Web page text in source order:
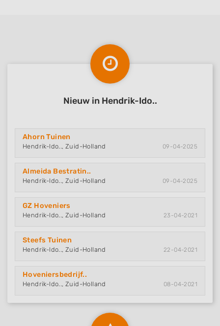
Nieuw in Hendrik-Ido..
Ahorn Tuinen
Hendrik-Ido.., Zuid-Holland 09-04-2025
Almeida Bestratin..
Hendrik-Ido.., Zuid-Holland 09-04-2025
GZ Hoveniers
Hendrik-Ido.., Zuid-Holland 23-04-2021
Steefs Tuinen
Hendrik-Ido.., Zuid-Holland 22-04-2021
Hoveniersbedrijf..
Hendrik-Ido.., Zuid-Holland 08-04-2021